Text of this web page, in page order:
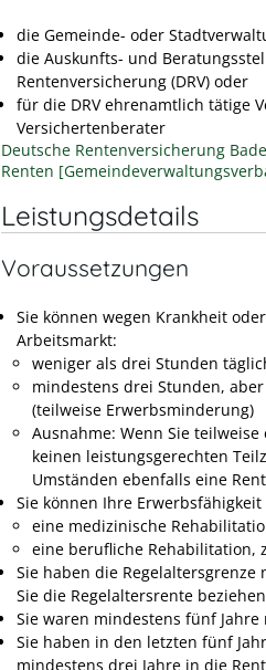
die Gemeinde- oder
die Auskunfts- und
Rentenversicherung (DRV) oder
für die DRV ehrenamtlich tätige
Versichertenberater
Deutsche Rentenversicherung
Renten
Leistungsdetails
Voraussetzungen
Sie können wegen Krankheit
Arbeitsmarkt:
weniger als drei Stunden
mindestens drei Stunden,
(teilweise Erwerbsminderung)
Ausnahme: Wenn Sie
keinen leistungsgerechten
Umständen ebenfalls eine
Sie können Ihre
eine medizinische
eine berufliche Rehabilitation,
Sie haben die
Sie die Regelaltersrente
Sie waren mindestens fünf
Sie haben in den letzten fünf
mindestens drei Jahre in die